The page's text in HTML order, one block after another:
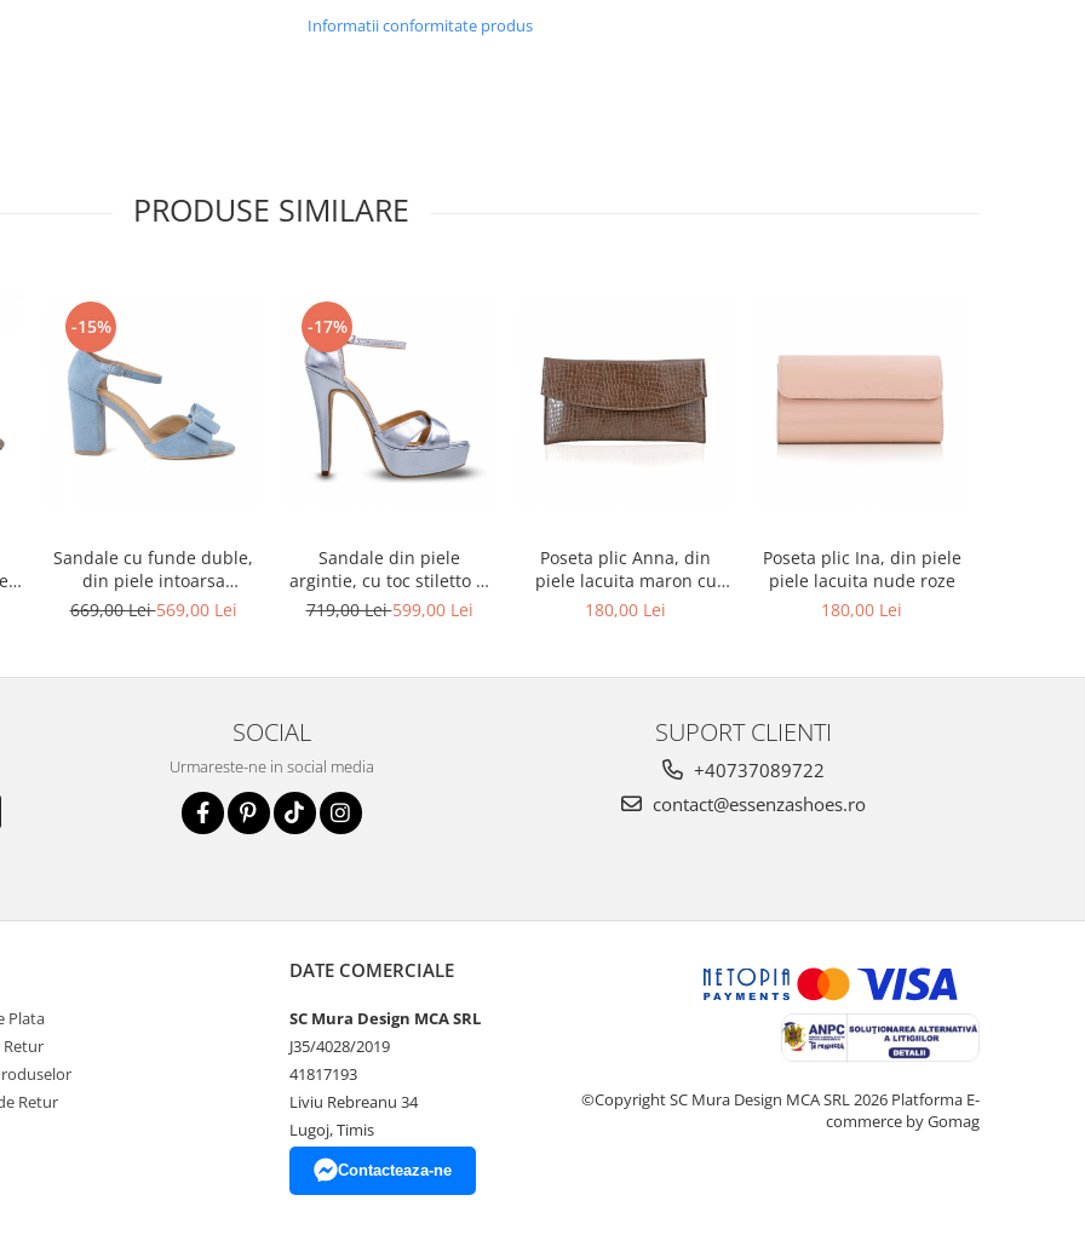
Informatii conformitate produs
PRODUSE SIMILARE
-15%
Sandale cu funde duble,
din piele intoarsa
albastru deschis
669,00 Lei569,00 Lei
-17%
Sandale din piele
argintie, cu toc stiletto si
platforma
719,00 Lei599,00 Lei
Poseta plic Anna, din
piele lacuita maron cu
textura croco
180,00 Lei
Poseta plic Ina, din piele
piele lacuita nude roze
180,00 Lei
SOCIAL
Urmareste-ne in social media
SUPORT CLIENTI
+40737089722
contact@essenzashoes.ro
Plata
Retur
Retur
DATE COMERCIALE
SC Mura Design MCA SRL
J35/4028/2019
41817193
Liviu Rebreanu 34
Lugoj, Timis
Contacteaza-ne
©Copyright SC Mura Design MCA SRL 2026 Platforma E-
commerce by Gomag